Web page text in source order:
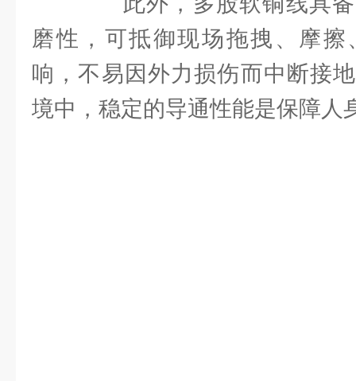
磨性，可抵御现场拖拽、摩
响，不易因外力损伤而中断接
境中，稳定的导通性能是保障人